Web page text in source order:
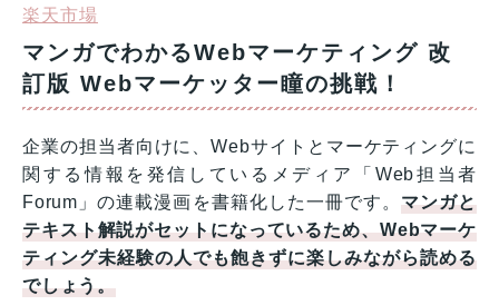
楽天市場
マンガでわかるWebマーケティング 改
訂版 Webマーケッター瞳の挑戦！
企業の担当者向けに、Webサイトとマーケティングに
関する情報を発信しているメディア「Web担当者
Forum」の連載漫画を書籍化した一冊です。マンガと
テキスト解説がセットになっているため、Webマーケ
ティング未経験の人でも飽きずに楽しみながら読める
でしょう。